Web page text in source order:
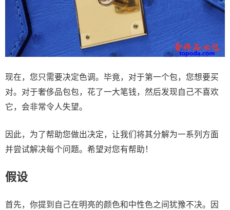
现在，您只需要决定色调。毕竟，对于第一个包，您想要买
对。对于奢侈品包包，花了一大笔钱，然后发现自己不喜欢
它，会非常令人失望。
因此，为了帮助您做出决定，让我们将其分解为一系列方面
并尝试解决每个问题。希望对您有帮助！
假设
首先，你提到自己在明亮的颜色和中性色之间犹豫不决。因